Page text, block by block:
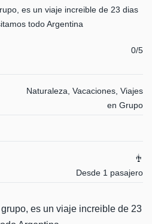
es un viaje increible de 23 dias
todo Argentina
0/5
Naturaleza, Vacaciones, Viajes
en Grupo
Desde 1 pasajero
es un viaje increible de 23